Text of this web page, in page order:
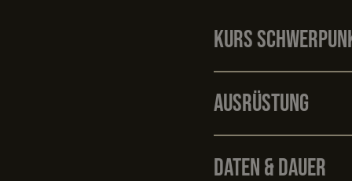
Kurs
Ausrüstung
Daten & Dauer